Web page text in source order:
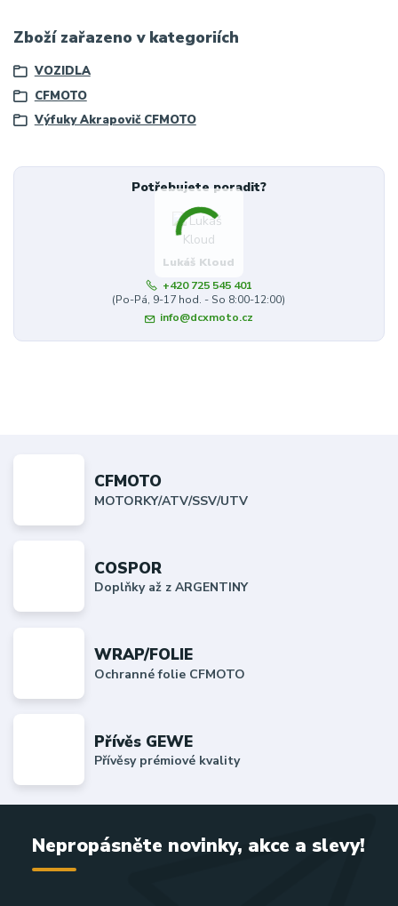
Zboží zařazeno v kategoriích
VOZIDLA
CFMOTO
Výfuky Akrapovič CFMOTO
Potřebujete poradit?
Lukáš Kloud
+420 725 545 401
(Po-Pá, 9-17 hod. - So 8:00-12:00)
info@dcxmoto.cz
CFMOTO
MOTORKY/ATV/SSV/UTV
COSPOR
Doplňky až z ARGENTINY
WRAP/FOLIE
Ochranné folie CFMOTO
Přívěs GEWE
Přívěsy prémiové kvality
Nepropásněte novinky, akce a slevy!